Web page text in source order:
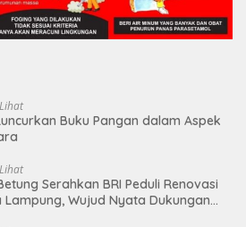
Buku Pangan dalam Aspek
Serahkan BRI Peduli Renovasi
Lampung, Wujud Nyata Dukungan